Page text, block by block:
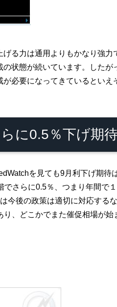
る力は通用よりもかなり強力
状態が続いています。したが
必要になってきているといえ
に0.5％下げ期
を見ても9月利下げ期待
さらに0.5％、つまり年間で
今後の政策は適切に対応する
、どこかでまた催促相場が